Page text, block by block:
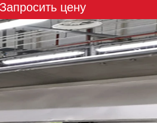
Запросить цену